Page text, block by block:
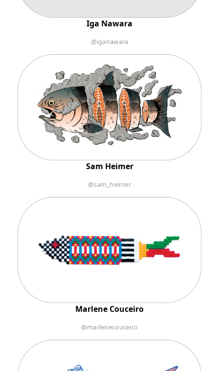
Iga Nawara
@iganawara
Sam Heimer
@sam_heimer
Marlene Couceiro
@marlenecouceiro